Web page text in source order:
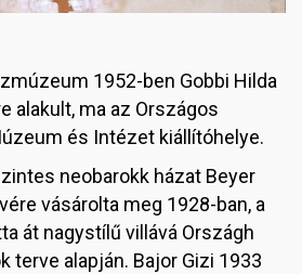
1952-ben Gobbi Hilda
alakult, ma az Országos
és Intézet kiállítóhelye.
neobarokk házat Beyer
vásárolta meg 1928-ban, a
át nagystílű villává Országh
terve alapján. Bajor Gizi 1933